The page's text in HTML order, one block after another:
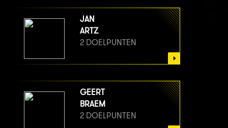
JAN
ARTZ
2 DOELPUNTEN
GEERT
BRAEM
2 DOELPUNTEN